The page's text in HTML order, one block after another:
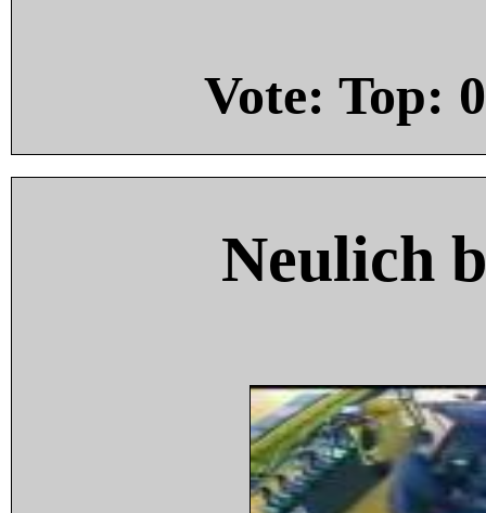
Vote: Top: 0
Neulich